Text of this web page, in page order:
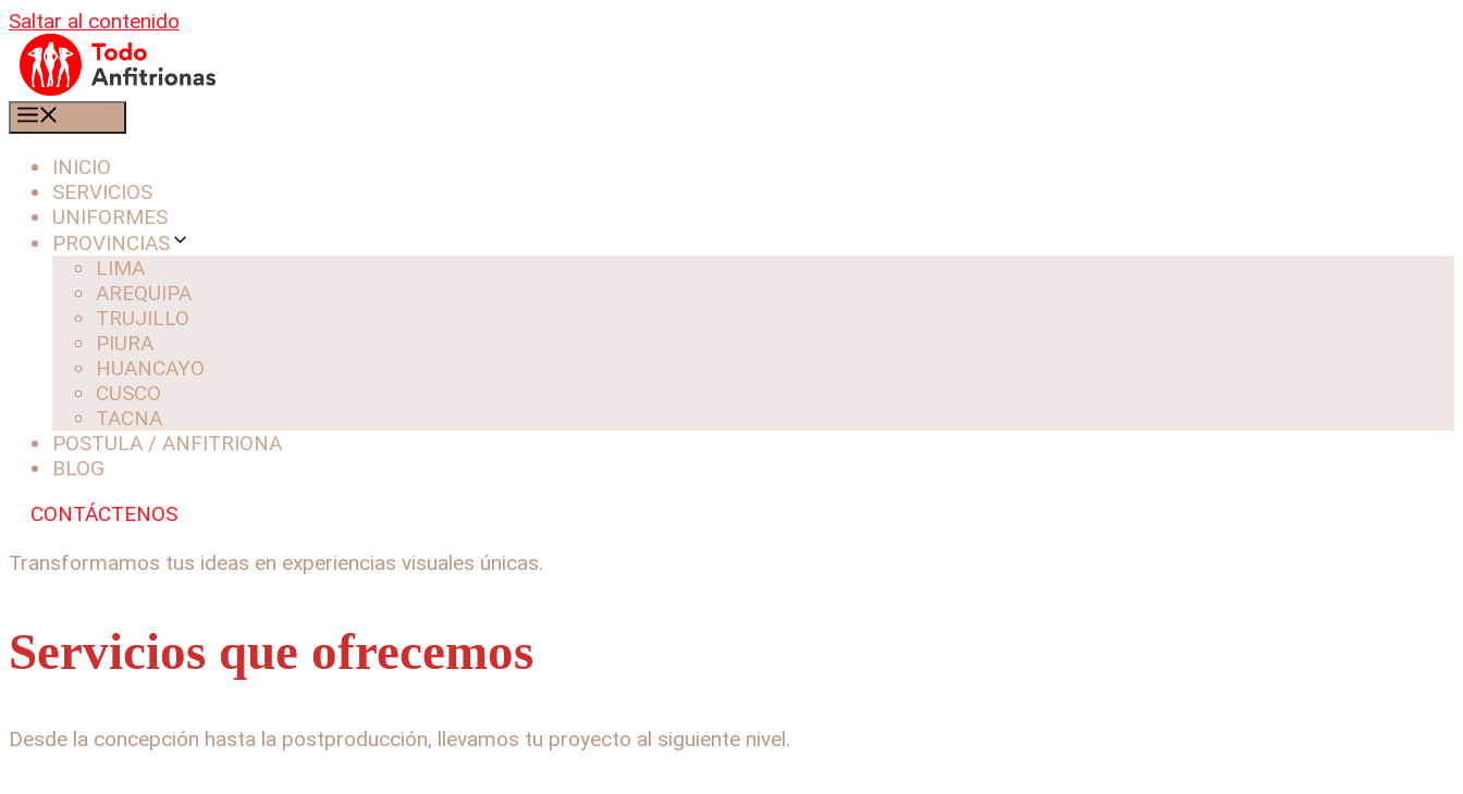
Saltar al contenido
INICIO
SERVICIOS
UNIFORMES
PROVINCIAS
LIMA
AREQUIPA
TRUJILLO
PIURA
HUANCAYO
CUSCO
TACNA
POSTULA / ANFITRIONA
BLOG
CONTÁCTENOS
Transformamos tus ideas en experiencias visuales únicas.
Servicios que ofrecemos
Desde la concepción hasta la postproducción, llevamos tu proyecto al siguiente nivel.